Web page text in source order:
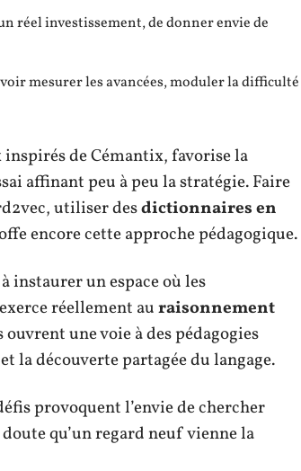
réel investissement, de donner envie de
mesurer les avancées, moduler la difficulté
de Cémantix, favorise la
affinant peu à peu la stratégie. Faire
utiliser desdictionnaires en
encore cette approche pédagogique.
instaurer un espace où les
réellement auraisonnement
une voie à des pédagogies
la découverte partagée du langage.
provoquent l’envie de chercher
qu’un regard neuf vienne la